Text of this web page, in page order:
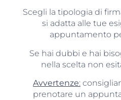
Scegli la tipologia di
si adatta alle tue
appuntamento
Se hai dubbi e hai
nella scelta non
Avvertenze:
prenotare un